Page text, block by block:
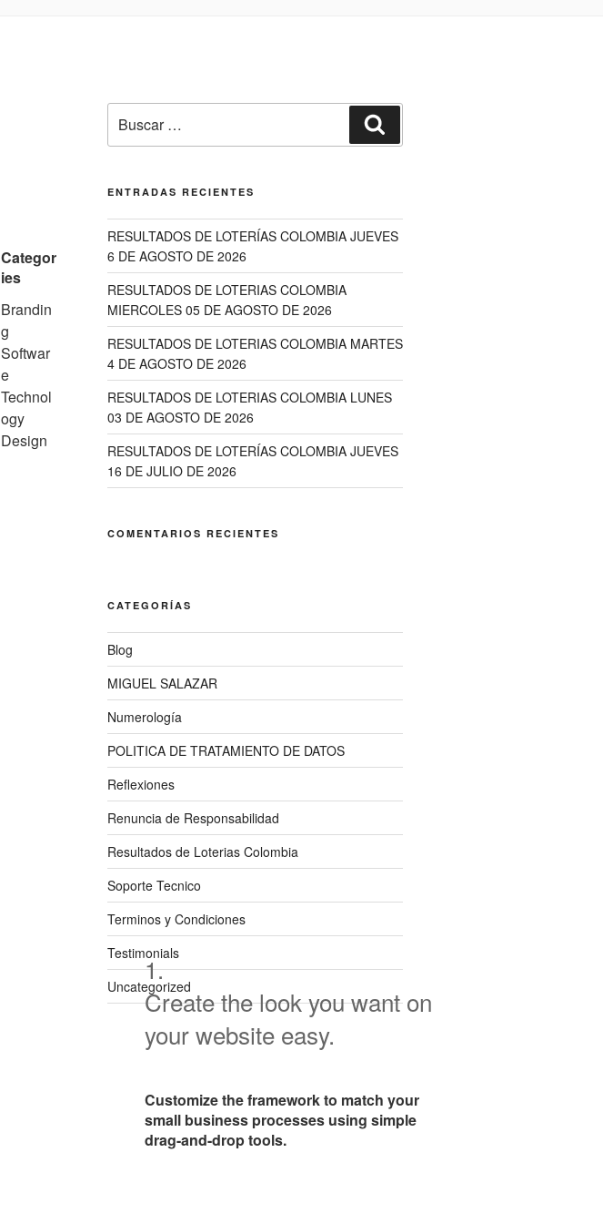
Categor
ies
Brandin
g
Softwar
e
Technol
ogy
Design
1.
Create the look you want on
your website easy.
Customize the framework to match your
small business processes using simple
drag-and-drop tools.
por:
ENTRADAS RECIENTES
RESULTADOS DE LOTERÍAS COLOMBIA JUEVES
6 DE AGOSTO DE 2026
RESULTADOS DE LOTERIAS COLOMBIA
MIERCOLES 05 DE AGOSTO DE 2026
RESULTADOS DE LOTERIAS COLOMBIA MARTES
4 DE AGOSTO DE 2026
RESULTADOS DE LOTERIAS COLOMBIA LUNES
03 DE AGOSTO DE 2026
RESULTADOS DE LOTERÍAS COLOMBIA JUEVES
16 DE JULIO DE 2026
COMENTARIOS RECIENTES
CATEGORÍAS
Blog
MIGUEL SALAZAR
Numerología
POLITICA DE TRATAMIENTO DE DATOS
Reflexiones
Renuncia de Responsabilidad
Resultados de Loterias Colombia
Soporte Tecnico
Terminos y Condiciones
Testimonials
Uncategorized